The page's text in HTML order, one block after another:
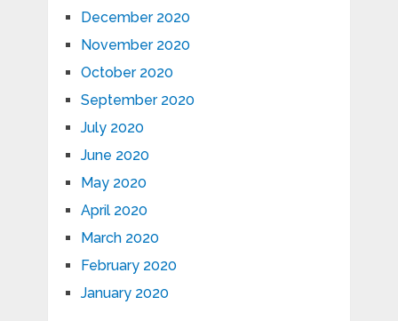
December 2020
November 2020
October 2020
September 2020
July 2020
June 2020
May 2020
April 2020
March 2020
February 2020
January 2020